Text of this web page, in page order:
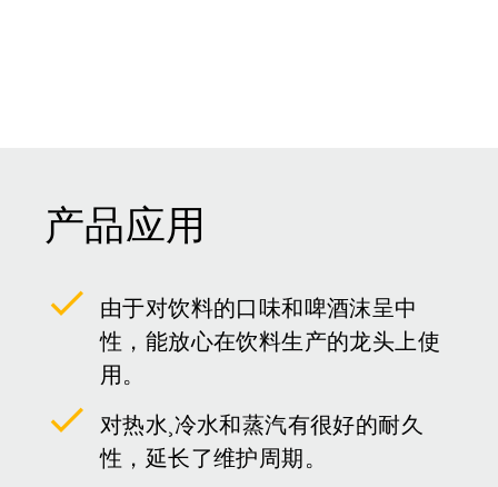
产品应用
由于对饮料的口味和啤酒沫呈中
性，能放心在饮料生产的龙头上使
用。
对热水¸冷水和蒸汽有很好的耐久
性，延长了维护周期。